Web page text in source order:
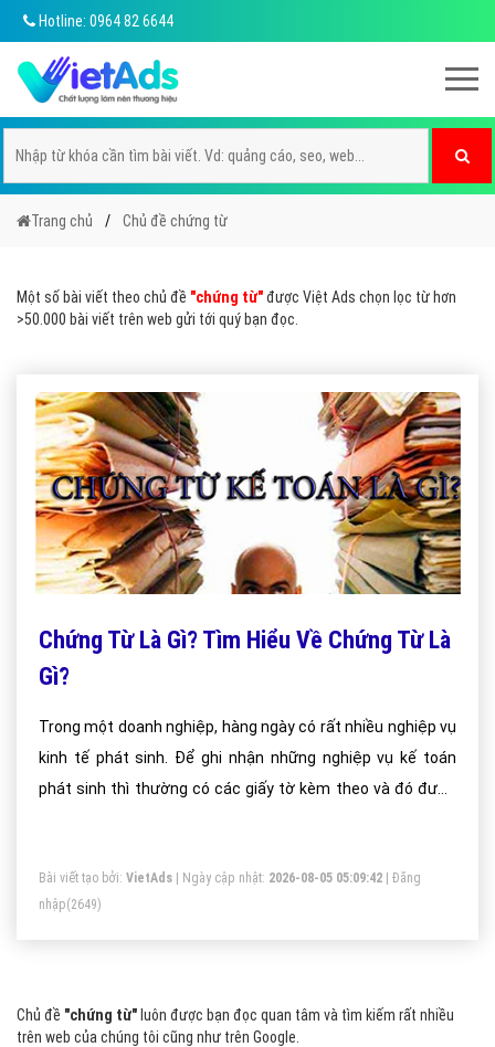
Hotline: 0964 82 6644
Trang chủ Chủ đề chứng từ
Một số bài viết theo chủ đề "chứng từ"được Việt Ads chọn lọc từ hơn
>50.000 bài viết trên web gửi tới quý bạn đọc.
Chứng Từ Là Gì? Tìm Hiểu Về Chứng Từ Là
Gì?
Trong một doanh nghiệp, hàng ngày có rất nhiều nghiệp vụ
kinh tế phát sinh. Để ghi nhận những nghiệp vụ kế toán
phát sinh thì thường có các giấy tờ kèm theo và đó được
Bài viết tạo bởi: VietAds | Ngày cập nhật: 2026-08-05 05:09:42
Đăng
nhập(2649)
Chủ đề "chứng từ" luôn được bạn đọc quan tâm và tìm kiếm rất nhiều
trên web của chúng tôi cũng như trên Google.